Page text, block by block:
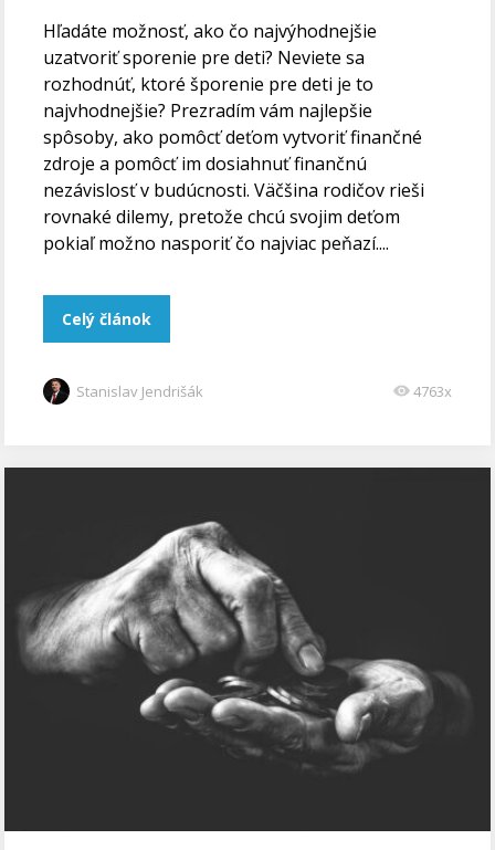
Hľadáte možnosť, ako čo najvýhodnejšie
uzatvoriť sporenie pre deti? Neviete sa
rozhodnúť, ktoré šporenie pre deti je to
najvhodnejšie? Prezradím vám najlepšie
spôsoby, ako pomôcť deťom vytvoriť finančné
zdroje a pomôcť im dosiahnuť finančnú
nezávislosť v budúcnosti. Väčšina rodičov rieši
rovnaké dilemy, pretože chcú svojim deťom
pokiaľ možno nasporiť čo najviac peňazí....
Celý článok
Stanislav Jendrišák 4763x